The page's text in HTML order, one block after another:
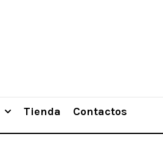
Tienda Contactos